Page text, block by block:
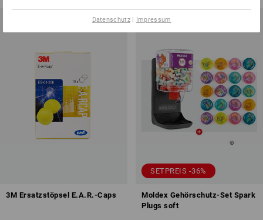
3M Ersatzstöpsel E.A.R.-Caps
SETPREIS -36%
Moldex Gehörschutz-Set Spark
Plugs soft
Datenschutz| Impressum